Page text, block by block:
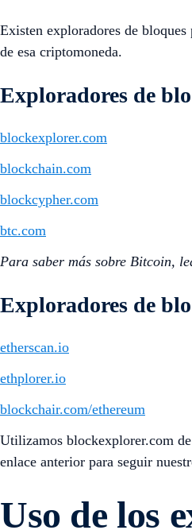
Existen exploradores de
de esa criptomoneda.
Exploradores de
blockexplorer.com
blockchain.com
blockcypher.com
btc.com
Para saber más sobre Bitcoin,
Exploradores de
etherscan.io
ethplorer.io
blockchair.com/ethereum
Utilizamos blockexplorer.com
enlace anterior para seguir
Uso de los